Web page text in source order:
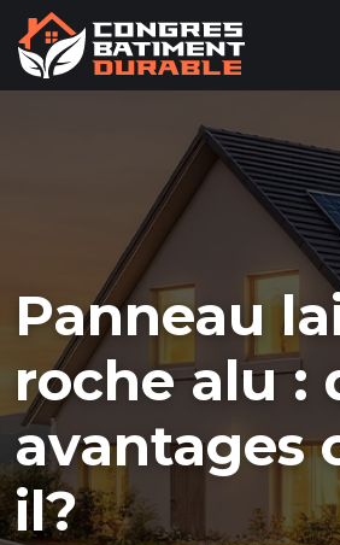
Panneau
roche alu :
avantages
il?